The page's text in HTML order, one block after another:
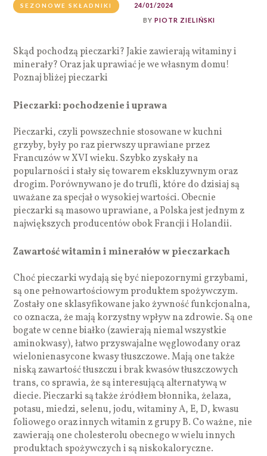
SEZONOWE SKŁADNIKI
24/01/2024
BYPIOTR ZIELIŃSKI
Skąd pochodzą pieczarki? Jakie zawierają witaminy i
minerały? Oraz jak uprawiać je we własnym domu!
Poznaj bliżej pieczarki
Pieczarki: pochodzenie i uprawa
Pieczarki, czyli powszechnie stosowane w kuchni
grzyby, były po raz pierwszy uprawiane przez
Francuzów w XVI wieku. Szybko zyskały na
popularności i stały się towarem ekskluzywnym oraz
drogim. Porównywano je do trufli, które do dzisiaj są
uważane za specjał o wysokiej wartości. Obecnie
pieczarki są masowo uprawiane, a Polska jest jednym z
największych producentów obok Francji i Holandii.
Zawartość witamin i minerałów w pieczarkach
Choć pieczarki wydają się być niepozornymi grzybami,
są one pełnowartościowym produktem spożywczym.
Zostały one sklasyfikowane jako żywność funkcjonalna,
co oznacza, że mają korzystny wpływ na zdrowie. Są one
bogate w cenne białko (zawierają niemal wszystkie
aminokwasy), łatwo przyswajalne węglowodany oraz
wielonienasycone kwasy tłuszczowe. Mają one także
niską zawartość tłuszczu i brak kwasów tłuszczowych
trans, co sprawia, że są interesującą alternatywą w
diecie. Pieczarki są także źródłem błonnika, żelaza,
potasu, miedzi, selenu, jodu, witaminy A, E, D, kwasu
foliowego oraz innych witamin z grupy B. Co ważne, nie
zawierają one cholesterolu obecnego w wielu innych
produktach spożywczych i są niskokaloryczne.